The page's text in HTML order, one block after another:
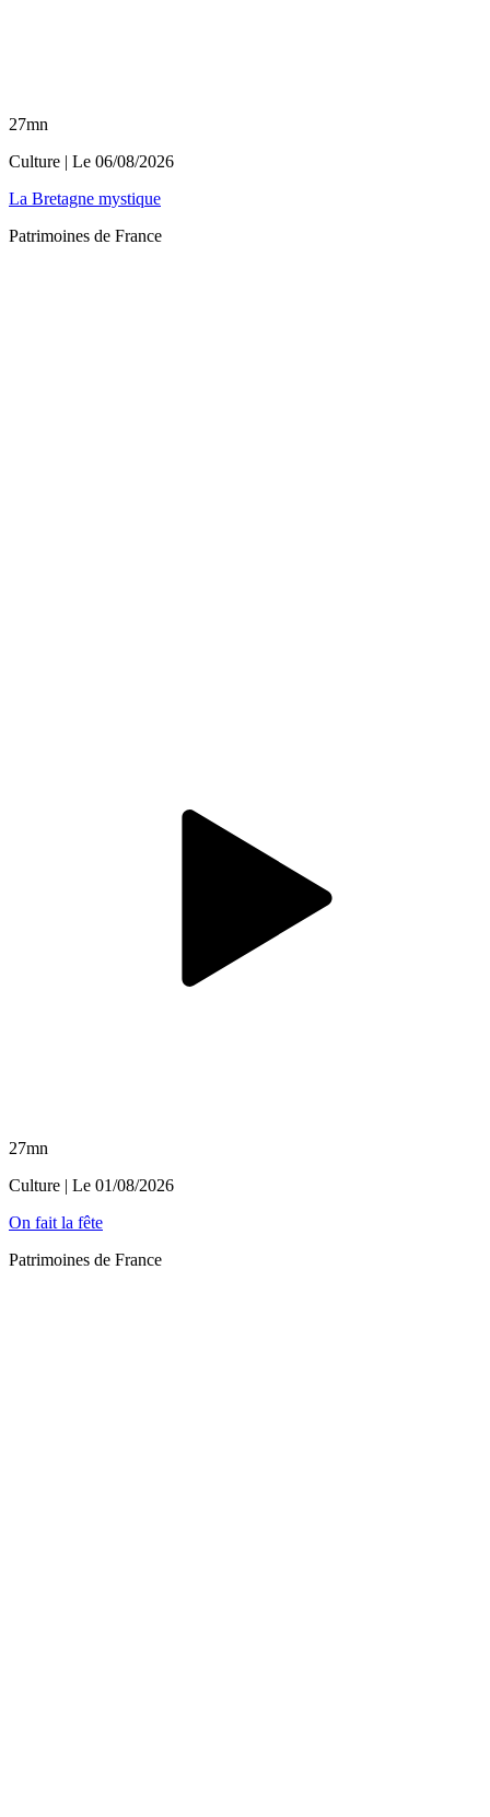
27mn
Culture | Le 06/08/2026
La Bretagne mystique
Patrimoines de France
27mn
Culture | Le 01/08/2026
On fait la fête
Patrimoines de France